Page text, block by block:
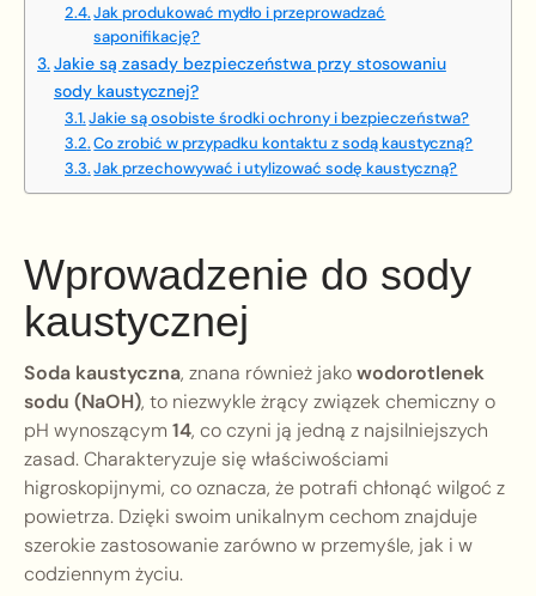
Jak produkować mydło i przeprowadzać
saponifikację?
Jakie są zasady bezpieczeństwa przy stosowaniu
sody kaustycznej?
Jakie są osobiste środki ochrony i bezpieczeństwa?
Co zrobić w przypadku kontaktu z sodą kaustyczną?
Jak przechowywać i utylizować sodę kaustyczną?
Wprowadzenie do sody
kaustycznej
Soda kaustyczna, znana również jakowodorotlenek
sodu (NaOH), to niezwykle żrący związek chemiczny o
pH wynoszącym 14, co czyni ją jedną z najsilniejszych
zasad. Charakteryzuje się właściwościami
higroskopijnymi, co oznacza, że potrafi chłonąć wilgoć z
powietrza. Dzięki swoim unikalnym cechom znajduje
szerokie zastosowanie zarówno w przemyśle, jak i w
codziennym życiu.